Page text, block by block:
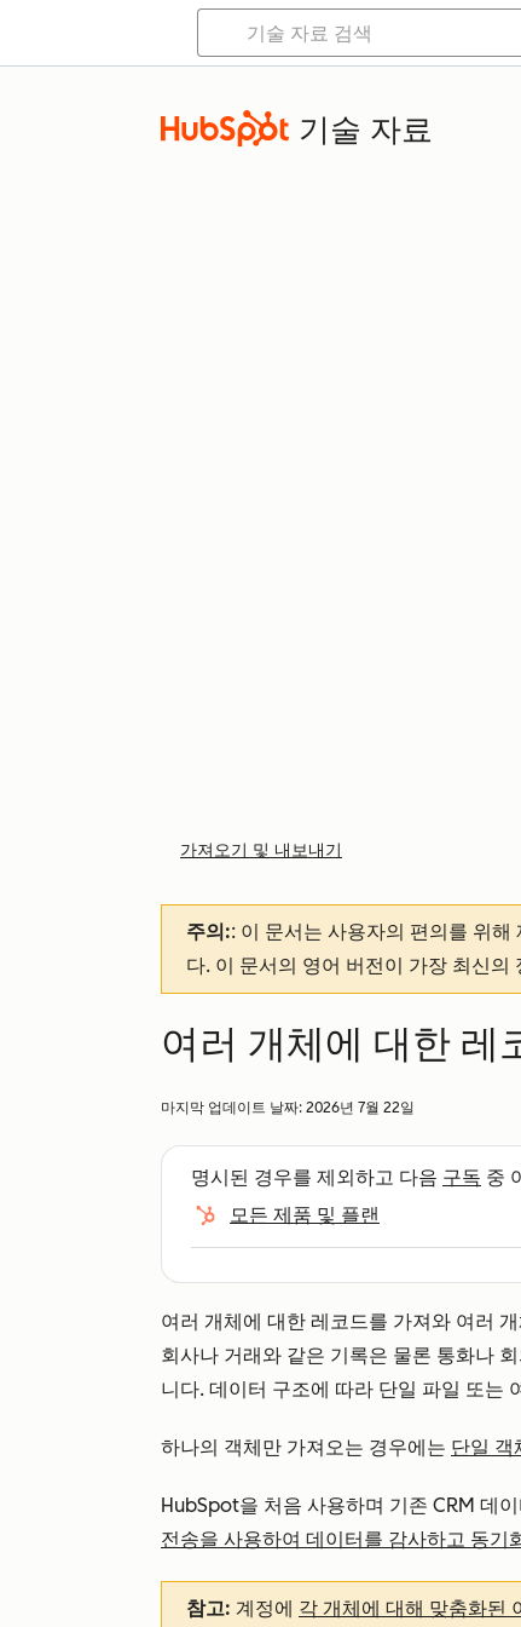
기술 자료
가져오기 및 내보내기
주의:: 이 문서는 사용자의 편의를 위해
다. 이 문서의 영어 버전이 가장 최신
여러 개체에 대한 레
마지막 업데이트 날짜: 2026년 7월 22일
명시된 경우를 제외하고 다음 구독 중
모든 제품 및 플랜
여러 개체에 대한 레코드를 가져와 여러
회사나 거래와 같은 기록은 물론 통화나
니다. 데이터 구조에 따라 단일 파일 또는
하나의 객체만 가져오는 경우에는 단일 객
HubSpot을 처음 사용하며 기존 CRM 데
전송을 사용하여 데이터를 감사하고 동기
참고: 계정에 각 개체에 대해 맞춤화된